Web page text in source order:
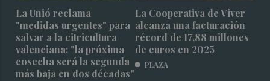
La Unió reclama
"medidas urgentes" para
salvar a la citricultura
valenciana: "la próxima
cosecha será la segunda
más baja en dos décadas"
La Cooperativa de Viver
alcanza una facturación
récord de 17,88 millones
de euros en 2025
PLAZA